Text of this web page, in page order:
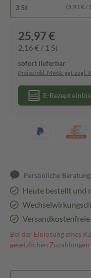
3 St (5,91 € /
25,97 €
2,16 € / 1 St
sofort lieferbar
Preise inkl. MwSt. ggf. zzgl.
E-Rezept
Persönliche Beratung
Heute bestellt und
Bei der Einlösung eines
gesetzlichen